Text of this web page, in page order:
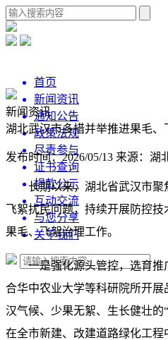
首页
新闻资讯
通知公告
政策法规
尽责参与
证书查询
捐款公示
互动交流
与您分享
关于我们
新闻资讯
湖北武汉市多措并举推进果毛、
发布时间：2026/05/13 来源：湖
长期以来，湖北省武汉市聚
飞絮扰民问题，持续开展防控
果毛、飞絮治理工作。
一是强化源头管控，选育
合华中农业大学等科研院所开
汉气候、少果无絮、生长健壮的
在全市新建、改建道路绿化工